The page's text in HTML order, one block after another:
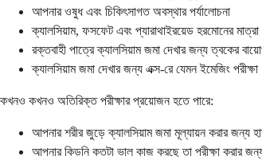
আপনার ওষুধ এবং চিকিৎসাগত অবস্থার পর্যালোচনা
ক্যালসিয়াম, ফসফেট এবং প্যারাথাইরয়েড হরমোনের মাত্রা
রক্তবাহী পাত্রে ক্যালসিয়াম জমা দেখার জন্য ত্বকের
ক্যালসিয়াম জমা দেখার জন্য এক্স-রে যেমন ইমেজিং পরীক্ষা
কখনও কখনও অতিরিক্ত পরীক্ষার প্রয়োজন হতে পারে:
আপনার শরীর জুড়ে ক্যালসিয়াম জমা মূল্যায়ন করার জন্য
আপনার কিডনি কতটা ভাল কাজ করছে তা পরীক্ষা করার জন্য